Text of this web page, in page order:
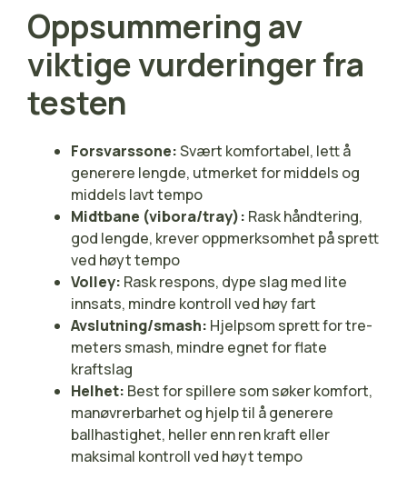
Oppsummering av
viktige vurderinger fra
testen
Forsvarssone:Svært komfortabel, lett å
generere lengde, utmerket for middels og
middels lavt tempo
Midtbane (vibora/tray): Rask håndtering,
god lengde, krever oppmerksomhet på sprett
ved høyt tempo
Volley: Rask respons, dype slag med lite
innsats, mindre kontroll ved høy fart
Avslutning/smash: Hjelpsom sprett for tre-
meters smash, mindre egnet for flate
kraftslag
Helhet: Best for spillere som søker komfort,
manøvrerbarhet og hjelp til å generere
ballhastighet, heller enn ren kraft eller
maksimal kontroll ved høyt tempo